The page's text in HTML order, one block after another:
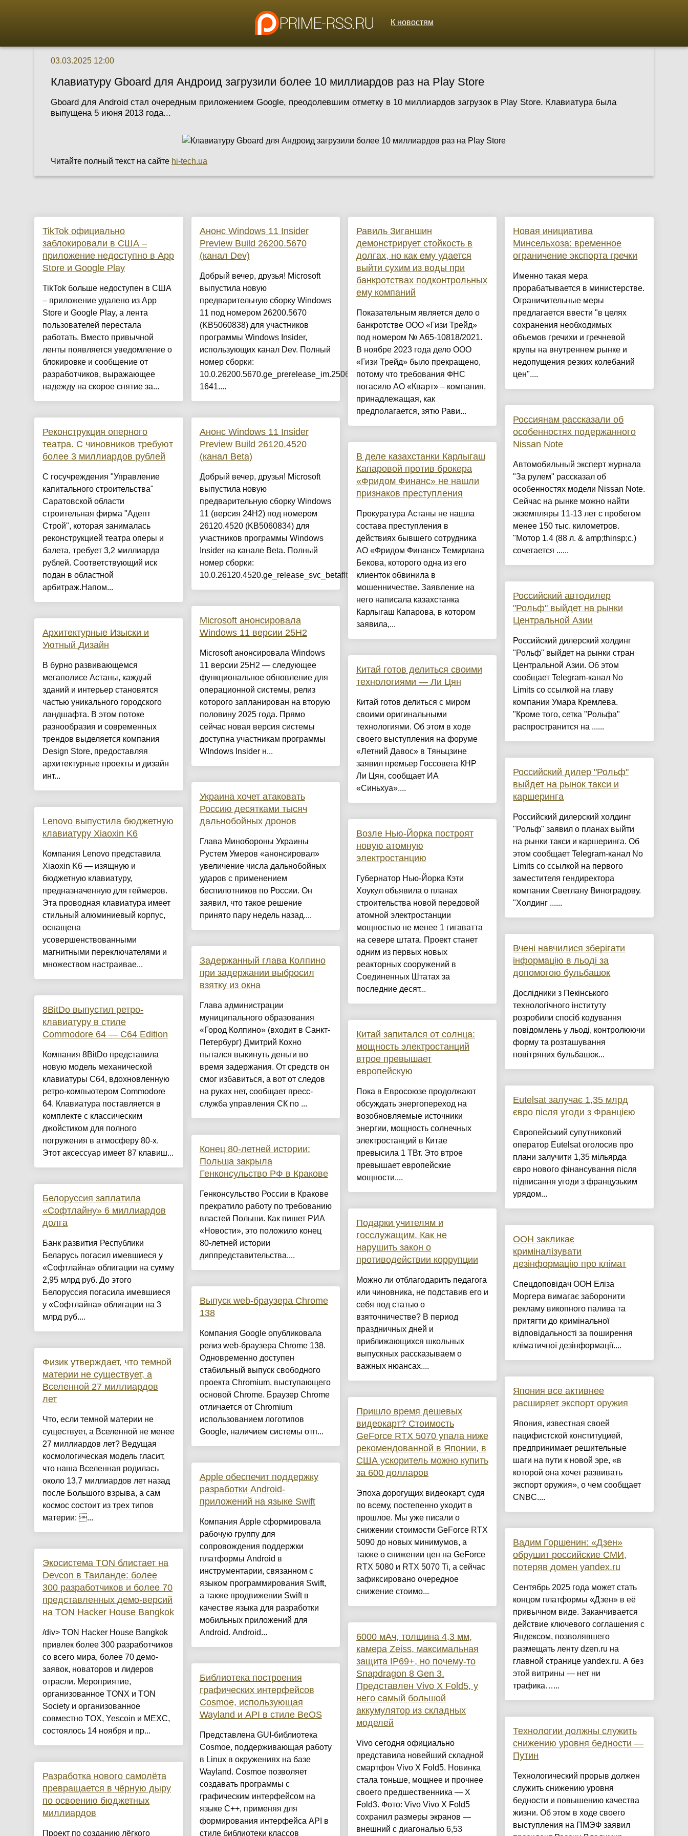
К новостям
03.03.2025 12:00
Клавиатуру Gboard для Андроид загрузили более 10 миллиардов раз на Play Store
Gboard для Android стал очередным приложением Google, преодолевшим отметку в 10 миллиардов загрузок в Play Store. Клавиатура была
выпущена 5 июня 2013 года...
Читайте полный текст на сайте hi-tech.ua
TikTok официально
заблокировали в США –
приложение недоступно в App
Store и Google Play
TikTok больше недоступен в США
– приложение удалено из App
Store и Google Play, а лента
пользователей перестала
работать. Вместо привычной
ленты появляется уведомление о
блокировке и сообщение от
разработчиков, выражающее
надежду на скорое снятие за...
Реконструкция оперного
театра. С чиновников требуют
более 3 миллиардов рублей
С госучреждения "Управление
капитального строительства"
Саратовской области
строительная фирма "Адепт
Строй", которая занималась
реконструкцией театра оперы и
балета, требует 3,2 миллиарда
рублей. Соответствующий иск
подан в областной
арбитраж.Напом...
Архитектурные Изыски и
Уютный Дизайн
​В бурно развивающемся
мегаполисе Астаны, каждый
зданий и интерьер становятся
частью уникального городского
ландшафта. В этом потоке
разнообразия и современных
трендов выделяется компания
Design Store, предоставляя
архитектурные проекты и дизайн
инт...
Lenovo выпустила бюджетную
клавиатуру Xiaoxin K6
Компания Lenovo представила
Xiaoxin K6 — изящную и
бюджетную клавиатуру,
предназначенную для геймеров.
Эта проводная клавиатура имеет
стильный алюминиевый корпус,
оснащена
усовершенствованными
магнитными переключателями и
множеством настраивае...
8BitDo выпустил ретро-
клавиатуру в стиле
Commodore 64 — C64 Edition
Компания 8BitDo представила
новую модель механической
клавиатуры C64, вдохновленную
ретро-компьютером Commodore
64. Клавиатура поставляется в
комплекте с классическим
джойстиком для полного
погружения в атмосферу 80-х.
Этот аксессуар имеет 87 клавиш...
Белоруссия заплатила
«Софтлайну» 6 миллиардов
долга
Банк развития Республики
Беларусь погасил имевшиеся у
«Софтлайна» облигации на сумму
2,95 млрд руб. До этого
Белоруссия погасила имевшиеся
у «Софтлайна» облигации на 3
млрд руб....
Физик утверждает, что темной
материи не существует, а
Вселенной 27 миллиардов
лет
Что, если темной материи не
существует, а Вселенной не менее
27 миллиардов лет? Ведущая
космологическая модель гласит,
что наша Вселенная родилась
около 13,7 миллиардов лет назад
после Большого взрыва, а сам
космос состоит из трех типов
материи: ...
Экосистема TON блистает на
Devcon в Таиланде: более
300 разработчиков и более 70
представленных демо-версий
на TON Hacker House Bangkok
/div> TON Hacker House Bangkok
привлек более 300 разработчиков
со всего мира, более 70 демо-
заявок, новаторов и лидеров
отрасли. Мероприятие,
организованное TONX и TON
Society и организованное
совместно TOX, Yescoin и MEXC,
состоялось 14 ноября и пр...
Разработка нового самолёта
превращается в чёрную дыру
по освоению бюджетных
миллиардов
Проект по созданию лёгкого
Анонс Windows 11 Insider
Preview Build 26200.5670
(канал Dev)
Добрый вечер, друзья! Microsoft
выпустила новую
предварительную сборку Windows
11 под номером 26200.5670
(KB5060838) для участников
программы Windows Insider,
использующих канал Dev. Полный
номер сборки:
10.0.26200.5670.ge_prerelease_im.250619-
1641....
Анонс Windows 11 Insider
Preview Build 26120.4520
(канал Beta)
Добрый вечер, друзья! Microsoft
выпустила новую
предварительную сборку Windows
11 (версия 24H2) под номером
26120.4520 (KB5060834) для
участников программы Windows
Insider на канале Beta. Полный
номер сборки:
10.0.26120.4520.ge_release_svc_betaflt_p...
Microsoft анонсировала
Windows 11 версии 25H2
Microsoft анонсировала Windows
11 версии 25H2 — следующее
функциональное обновление для
операционной системы, релиз
которого запланирован на вторую
половину 2025 года. Прямо
сейчас новая версия системы
доступна участникам программы
WIndows Insider н...
Украина хочет атаковать
Россию десятками тысяч
дальнобойных дронов
Глава Минобороны Украины
Рустем Умеров «анонсировал»
увеличение числа дальнобойных
ударов с применением
беспилотников по России. Он
заявил, что такое решение
принято пару недель назад....
Задержанный глава Колпино
при задержании выбросил
взятку из окна
Глава администрации
муниципального образования
«Город Колпино» (входит в Санкт-
Петербург) Дмитрий Кохно
пытался выкинуть деньги во
время задержания. От средств он
смог избавиться, а вот от следов
на руках нет, сообщает пресс-
служба управления СК по ...
Конец 80-летней истории:
Польша закрыла
Генконсульство РФ в Кракове
Генконсульство России в Кракове
прекратило работу по требованию
властей Польши. Как пишет РИА
«Новости», это положило конец
80-летней истории
диппредставительства....
Выпуск web-браузера Chrome
138
Компания Google опубликовала
релиз web-браузера Chrome 138.
Одновременно доступен
стабильный выпуск свободного
проекта Chromium, выступающего
основой Chrome. Браузер Chrome
отличается от Chromium
использованием логотипов
Google, наличием системы отп...
Apple обеспечит поддержку
разработки Android-
приложений на языке Swift
Компания Apple сформировала
рабочую группу для
сопровождения поддержки
платформы Android в
инструментарии, связанном с
языком программирования Swift,
а также продвижении Swift в
качестве языка для разработки
мобильных приложений для
Android. Android...
Библиотека построения
графических интерфейсов
Cosmoe, использующая
Wayland и API в стиле BeOS
Представлена GUI-библиотека
Cosmoe, поддерживающая работу
в Linux в окружениях на базе
Wayland. Cosmoe позволяет
создавать программы с
графическим интерфейсом на
языке C++, применяя для
формирования интерфейса API в
стиле библиотеки классов
Равиль Зиганшин
демонстрирует стойкость в
долгах, но как ему удается
выйти сухим из воды при
банкротствах подконтрольных
ему компаний
Показательным является дело о
банкротстве ООО «Гизи Трейд»
под номером № А65-10818/2021.
В ноябре 2023 года дело ООО
«Гизи Трейд» было прекращено,
потому что требования ФНС
погасило АО «Кварт» – компания,
принадлежащая, как
предполагается, зятю Рави...
В деле казахстанки Карлыгаш
Капаровой против брокера
«Фридом Финанс» не нашли
признаков преступления
Прокуратура Астаны не нашла
состава преступления в
действиях бывшего сотрудника
АО «Фридом Финанс» Темирлана
Бекова, которого одна из его
клиенток обвинила в
мошенничестве. Заявление на
него написала казахстанка
Карлыгаш Капарова, в котором
заявила,...
Китай готов делиться своими
технологиями — Ли Цян
Китай готов делиться с миром
своими оригинальными
технологиями. Об этом в ходе
своего выступления на форуме
«Летний Давос» в Тяньцзине
заявил премьер Госсовета КНР
Ли Цян, сообщает ИА
«Синьхуа»....
Возле Нью-Йорка построят
новую атомную
электростанцию
Губернатор Нью-Йорка Кэти
Хоукул объявила о планах
строительства новой передовой
атомной электростанции
мощностью не менее 1 гигаватта
на севере штата. Проект станет
одним из первых новых
реакторных сооружений в
Соединенных Штатах за
последние десят...
Китай запитался от солнца:
мощность электростанций
втрое превышает
европейскую
Пока в Евросоюзе продолжают
обсуждать энергопереход на
возобновляемые источники
энергии, мощность солнечных
электростанций в Китае
превысила 1 ТВт. Это втрое
превышает европейские
мощности....
Подарки учителям и
госслужащим. Как не
нарушить закон о
противодействии коррупции
Можно ли отблагодарить педагога
или чиновника, не подставив его и
себя под статью о
взяточничестве? В период
праздничных дней и
приближающихся школьных
выпускных рассказываем о
важных нюансах....
Пришло время дешевых
видеокарт? Стоимость
GeForce RTX 5070 упала ниже
рекомендованной в Японии, в
США ускоритель можно купить
за 600 долларов
Эпоха дорогущих видеокарт, судя
по всему, постепенно уходит в
прошлое. Мы уже писали о
снижении стоимости GeForce RTX
5090 до новых минимумов, а
также о снижении цен на GeForce
RTX 5080 и RTX 5070 Ti, а сейчас
зафиксировано очередное
снижение стоимо...
6000 мАч, толщина 4,3 мм,
камера Zeiss, максимальная
защита IP69+, но почему-то
Snapdragon 8 Gen 3.
Представлен Vivo X Fold5, у
него самый большой
аккумулятор из складных
моделей
Vivo сегодня официально
представила новейший складной
смартфон Vivo X Fold5. Новинка
стала тоньше, мощнее и прочнее
своего предшественника — X
Fold3. Фото: Vivo Vivo X Fold5
сохранил размеры экранов —
внешний с диагональю 6,53
Новая инициатива
Минсельхоза: временное
ограничение экспорта гречки
Именно такая мера
прорабатывается в министерстве.
Ограничительные меры
предлагается ввести "в целях
сохранения необходимых
объемов гречихи и гречневой
крупы на внутреннем рынке и
недопущения резких колебаний
цен"....
Россиянам рассказали об
особенностях подержанного
Nissаn Note
Автомобильный эксперт журнала
"За рулем" рассказал об
особенностях модели Nissan Note.
Сейчас на рынке можно найти
экземпляры 11-13 лет с пробегом
менее 150 тыс. километров.
"Мотор 1.4 (88 л. & amp;thinsp;с.)
сочетается ......
Российский автодилер
"Рольф" выйдет на рынки
Центральной Азии
Российский дилерский холдинг
"Рольф" выйдет на рынки стран
Центральной Азии. Об этом
сообщает Telegram-канал No
Limits со ссылкой на главу
компании Умара Кремлева.
"Кроме того, сетка "Рольфа"
распространится на ......
Российский дилер "Рольф"
выйдет на рынок такси и
каршеринга
Российский дилерский холдинг
"Рольф" заявил о планах выйти
на рынки такси и каршеринга. Об
этом сообщает Telegram-канал No
Limits со ссылкой на первого
заместителя гендиректора
компании Светлану Виноградову.
"Холдинг ......
Вчені навчилися зберігати
інформацію в льоді за
допомогою бульбашок
Дослідники з Пекінського
технологічного інституту
розробили спосіб кодування
повідомлень у льоді, контролюючи
форму та розташування
повітряних бульбашок...
Eutelsat залучає 1,35 млрд
євро після угоди з Францією
Європейський супутниковий
оператор Eutelsat оголосив про
плани залучити 1,35 мільярда
євро нового фінансування після
підписання угоди з французьким
урядом...
ООН закликає
криміналізувати
дезінформацію про клімат
Спецдоповідач ООН Еліза
Моргера вимагає заборонити
рекламу викопного палива та
притягти до кримінальної
відповідальності за поширення
кліматичної дезінформації....
Япония все активнее
расширяет экспорт оружия
Япония, известная своей
пацифистской конституцией,
предпринимает решительные
шаги на пути к новой эре, «в
которой она хочет развивать
экспорт оружия», о чем сообщает
CNBC....
Вадим Горшенин: «Дзен»
обрушит российские СМИ,
потеряв домен yandex.ru
Сентябрь 2025 года может стать
концом платформы «Дзен» в её
привычном виде. Заканчивается
действие ключевого соглашения с
Яндексом, позволявшего
размещать ленту dzen.ru на
главной странице yandex.ru. А без
этой витрины — нет ни
трафика…...
Технологии должны служить
снижению уровня бедности —
Путин
Технологический прорыв должен
служить снижению уровня
бедности и повышению качества
жизни. Об этом в ходе своего
выступления на ПМЭФ заявил